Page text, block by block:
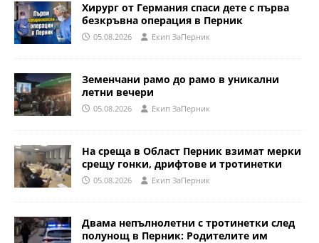
Хирург от Германия спаси дете с първа
безкръвна операция в Перник
05.08.2026 Eкип ЗаПерник
Земенчани рамо до рамо в уникални
летни вечери
05.08.2026 Eкип ЗаПерник
На среща в Област Перник взимат мерки
срещу гонки, дрифтове и тротинетки
05.08.2026 Eкип ЗаПерник
Двама непълнолетни с тротинетки след
полунощ в Перник: Родителите им